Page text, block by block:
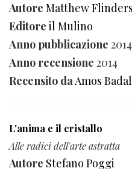
Autore Matthew Flinders
Editore il Mulino
Anno pubblicazione 2014
Anno recensione 2014
Recensito daAmos
L'anima e il cristallo
Alle radici dell'arte astratta
Autore Stefano Poggi